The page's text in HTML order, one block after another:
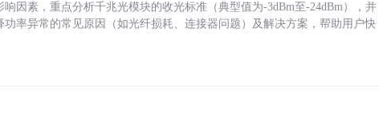
因素，重点分析千兆光模块的收光标准（典型值为-3dBm至-24dBm），并
率异常的常见原因（如光纤损耗、连接器问题）及解决方案，帮助用户快